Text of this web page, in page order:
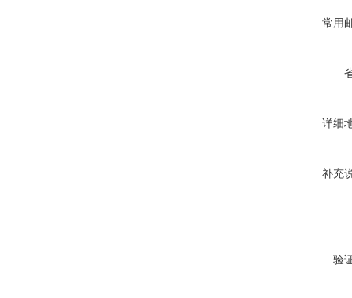
常用
详细
补充
验